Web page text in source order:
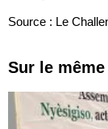
Source : Le
Sur le